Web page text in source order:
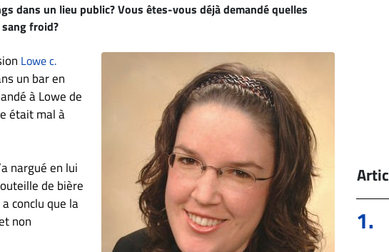
dans un lieu public? Vous êtes-vous déjà demandé quelles
froid?
Lowe c.
un bar en
à Lowe de
était mal à
nargué en lui
de bière
conclu que la
non
1.